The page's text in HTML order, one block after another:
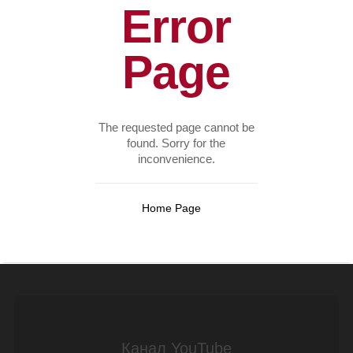
Error
Page
The requested page cannot be
found. Sorry for the
inconvenience.
Home Page
Канал YouTube